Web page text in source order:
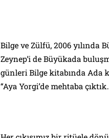
Bilge ve Zülfü, 2006 yılında
Zeynep’i de Büyükada
günleri Bilge kitabında Ada
“Aya Yorgi’de mehtaba